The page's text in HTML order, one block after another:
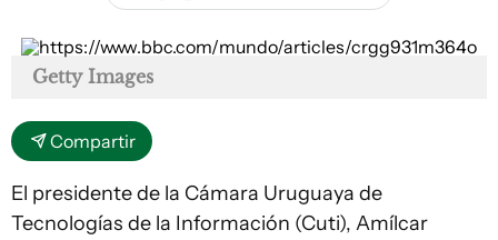
Getty Images
Compartir
El presidente de la Cámara Uruguaya de
Tecnologías de la Información (Cuti), Amílcar